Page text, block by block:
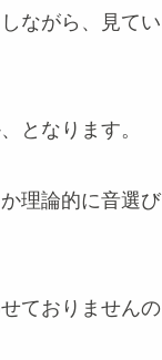
ながら、見てい
となります。
理論的に音選び
ておりませんの